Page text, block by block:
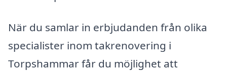
När du samlar in erbjudanden från olika
specialister inom takrenovering i
Torpshammar får du möjlighet att